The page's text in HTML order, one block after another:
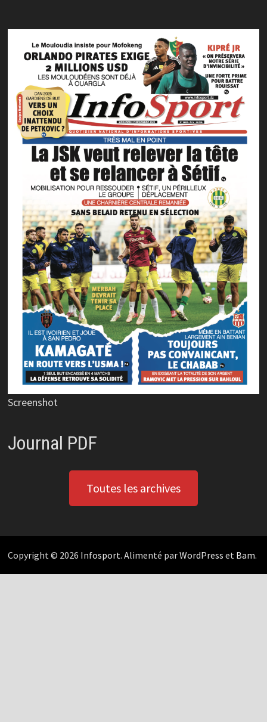
Screenshot
Journal PDF
Toutes les archives
Copyright © 2026 Infosport. Alimenté parWordPress et Bam.